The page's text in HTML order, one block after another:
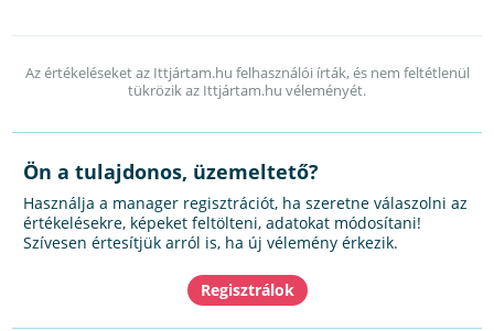
Az értékeléseket az Ittjártam.hu felhasználói írták, és nem feltétlenül
tükrözik az Ittjártam.hu véleményét.
Ön a tulajdonos, üzemeltető?
Használja a manager regisztrációt, ha szeretne válaszolni az
értékelésekre, képeket feltölteni, adatokat módosítani!
Szívesen értesítjük arról is, ha új vélemény érkezik.